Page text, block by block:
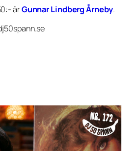
ärGunnar Lindberg Årneby.